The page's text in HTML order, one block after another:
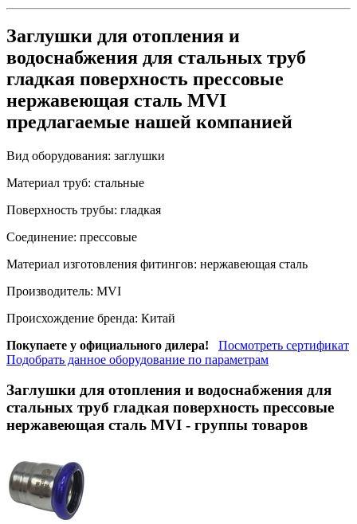
Заглушки для отопления и
водоснабжения для стальных труб
гладкая поверхность прессовые
нержавеющая сталь MVI
предлагаемые нашей компанией
Вид оборудования: заглушки
Материал труб: стальные
Поверхность трубы: гладкая
Соединение: прессовые
Материал изготовления фитингов: нержавеющая сталь
Производитель: MVI
Происхождение бренда: Китай
Покупаете у официального дилера!
Посмотреть сертификат
Подобрать данное оборудование по параметрам
Заглушки для отопления и водоснабжения для
стальных труб гладкая поверхность прессовые
нержавеющая сталь MVI - группы товаров